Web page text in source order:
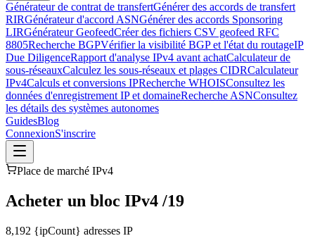
Générateur de contrat de transfertGénérer des accords de transfert
RIRGénérateur d'accord ASNGénérer des accords Sponsoring
LIRGénérateur GeofeedCréer des fichiers CSV geofeed RFC
8805Recherche BGPVérifier la visibilité BGP et l'état du routageIP
Due DiligenceRapport d'analyse IPv4 avant achatCalculateur de
sous-réseauxCalculez les sous-réseaux et plages CIDRCalculateur
IPv4Calculs et conversions IPRecherche WHOISConsultez les
données d'enregistrement IP et domaineRecherche ASNConsultez
les détails des systèmes autonomes
GuidesBlog
ConnexionS'inscrire
Place de marché IPv4
Acheter un bloc IPv4 /19
8,192 {ipCount} adresses IP